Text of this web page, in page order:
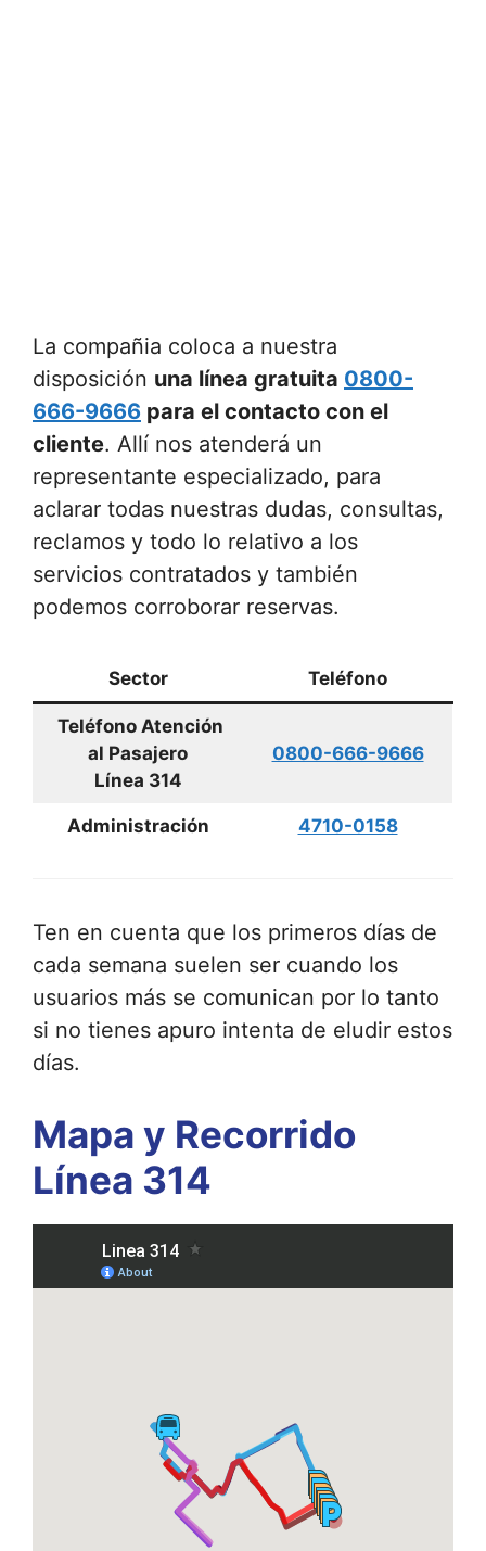
La compañia coloca a nuestra
disposición una línea gratuita 0800-
666-9666 para el contacto con el
cliente. Allí nos atenderá un
representante especializado, para
aclarar todas nuestras dudas, consultas,
reclamos y todo lo relativo a los
servicios contratados y también
podemos corroborar reservas.
Sector Teléfono
Teléfono Atención
al Pasajero
Línea 314
0800-666-9666
Administración 4710-0158
Ten en cuenta que los primeros días de
cada semana suelen ser cuando los
usuarios más se comunican por lo tanto
si no tienes apuro intenta de eludir estos
días.
Mapa y Recorrido
Línea 314